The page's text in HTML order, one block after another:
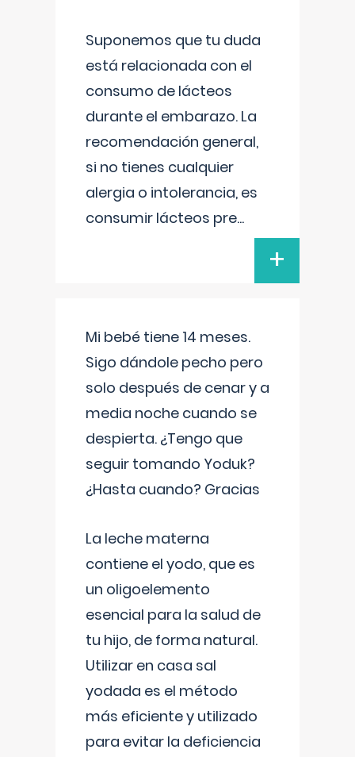
Suponemos que tu duda
está relacionada con el
consumo de lácteos
durante el embarazo. La
recomendación general,
si no tienes cualquier
alergia o intolerancia, es
consumir lácteos pre...
+
Mi bebé tiene 14 meses.
Sigo dándole pecho pero
solo después de cenar y a
media noche cuando se
despierta. ¿Tengo que
seguir tomando Yoduk?
¿Hasta cuando? Gracias
La leche materna
contiene el yodo, que es
un oligoelemento
esencial para la salud de
tu hijo, de forma natural.
Utilizar en casa sal
yodada es el método
más eficiente y utilizado
para evitar la deficiencia